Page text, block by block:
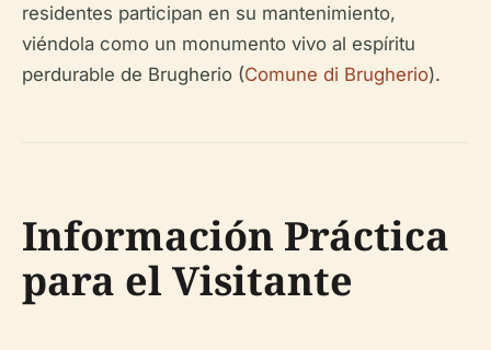
residentes participan en su mantenimiento,
viéndola como un monumento vivo al espíritu
perdurable de Brugherio (Comune di Brugherio).
Información Práctica
para el Visitante